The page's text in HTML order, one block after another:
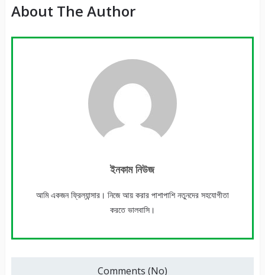
About The Author
ইনকাম নিউজ
আমি একজন ফ্রিল্যান্সার। নিজে আয় করার পাশাপাশি নতুনদের সহযোগীতা
করতে ভালবাসি।
Comments (No)